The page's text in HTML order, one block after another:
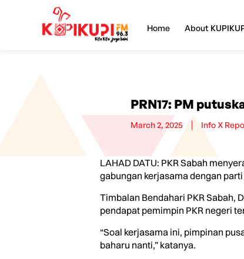
Home About
PRN17: PM
March 2, 2025 Info X
LAHAD DATU: PKR Sabah
gabungan kerjasama dengan
Timbalan Bendahari PKR Sabah,
pendapat pemimpin PKR negeri
“Soal kerjasama ini, pimpinan
baharu nanti,” katanya.